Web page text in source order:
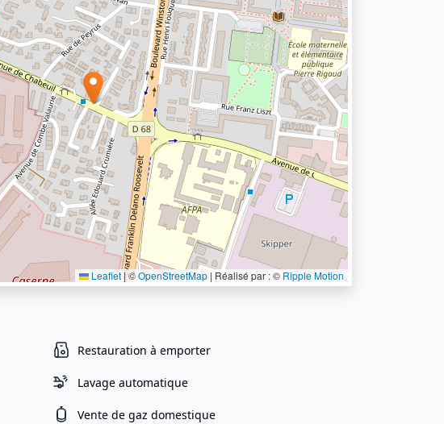
Leaflet|©OpenStreetMap | Réalisé par : © Ripple Motion
Restauration à emporter
Lavage automatique
Vente de gaz domestique